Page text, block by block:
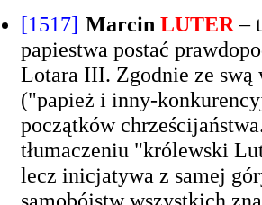
[1517] Marcin LUTER –
papiestwa postać
Lotara III. Zgodnie ze swą
("papież i inny-
początków
tłumaczeniu "królewski
lecz inicjatywa z samej